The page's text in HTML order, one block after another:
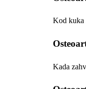
Kod kuka
Kada